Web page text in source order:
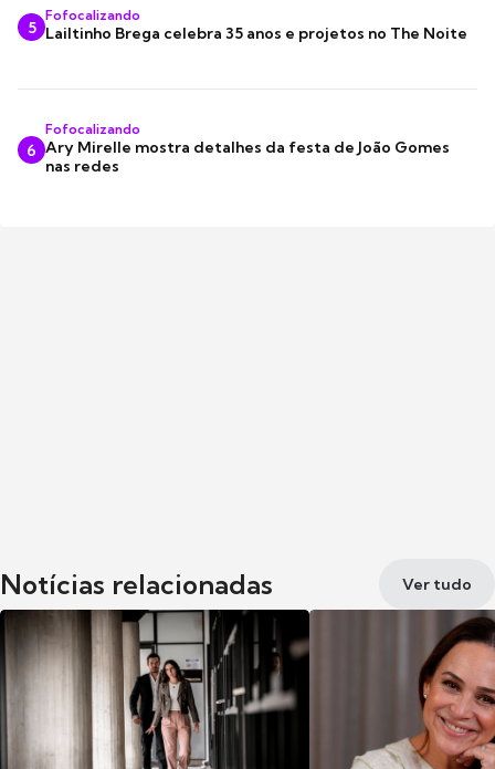
5
Fofocalizando
Lailtinho Brega celebra 35 anos e projetos no The Noite
6
Fofocalizando
Ary Mirelle mostra detalhes da festa de João Gomes
nas redes
Notícias relacionadas Ver tudo